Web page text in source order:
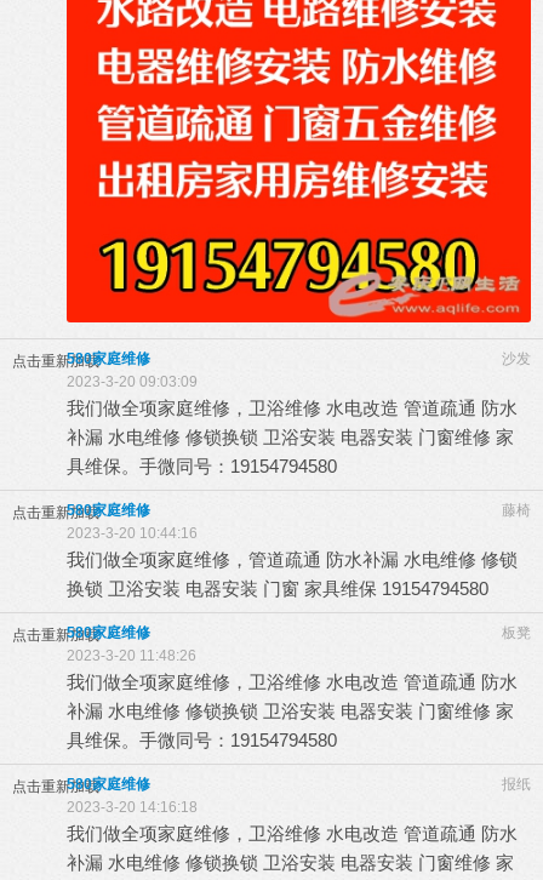
点击重新加载 沙发
580家庭维修
2023-3-20 09:03:09
我们做全项家庭维修，卫浴维修 水电改造 管道疏通 防水
补漏 水电维修 修锁换锁 卫浴安装 电器安装 门窗维修 家
具维保。手微同号：19154794580
点击重新加载 藤椅
580家庭维修
2023-3-20 10:44:16
我们做全项家庭维修，管道疏通 防水补漏 水电维修 修锁
换锁 卫浴安装 电器安装 门窗 家具维保 19154794580
点击重新加载 板凳
580家庭维修
2023-3-20 11:48:26
我们做全项家庭维修，卫浴维修 水电改造 管道疏通 防水
补漏 水电维修 修锁换锁 卫浴安装 电器安装 门窗维修 家
具维保。手微同号：19154794580
点击重新加载 报纸
580家庭维修
2023-3-20 14:16:18
我们做全项家庭维修，卫浴维修 水电改造 管道疏通 防水
补漏 水电维修 修锁换锁 卫浴安装 电器安装 门窗维修 家